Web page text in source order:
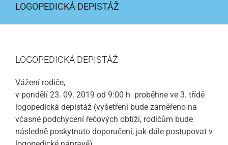
LOGOPEDICKÁ DEPISTÁŽ
LOGOPEDICKÁ DEPISTÁŽ
Vážení rodiče,
v pondělí 23. 09. 2019 od 9:00 h proběhne ve 3. třídě
logopedická depistáž (vyšetření bude zaměřeno na
včasné podchycení řečových obtíží, rodičům bude
následně poskytnuto doporučení, jak dále postupovat v